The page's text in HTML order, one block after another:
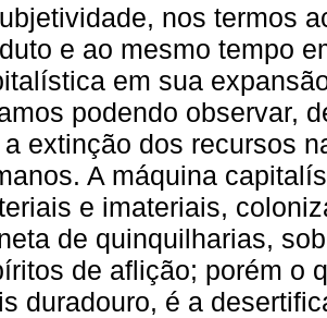
nos termos
e ao mesmo tempo
em sua
podendo observar,
a extinção dos recursos
A máquina
e imateriais,
de quinquilharias,
de aflição; porém o
duradouro, é a